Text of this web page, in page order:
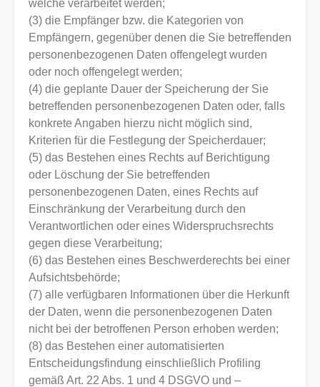
welche verarbeitet werden;
(3) die Empfänger bzw. die Kategorien von
Empfängern, gegenüber denen die Sie betreffenden
personenbezogenen Daten offengelegt wurden
oder noch offengelegt werden;
(4) die geplante Dauer der Speicherung der Sie
betreffenden personenbezogenen Daten oder, falls
konkrete Angaben hierzu nicht möglich sind,
Kriterien für die Festlegung der Speicherdauer;
(5) das Bestehen eines Rechts auf Berichtigung
oder Löschung der Sie betreffenden
personenbezogenen Daten, eines Rechts auf
Einschränkung der Verarbeitung durch den
Verantwortlichen oder eines Widerspruchsrechts
gegen diese Verarbeitung;
(6) das Bestehen eines Beschwerderechts bei einer
Aufsichtsbehörde;
(7) alle verfügbaren Informationen über die Herkunft
der Daten, wenn die personenbezogenen Daten
nicht bei der betroffenen Person erhoben werden;
(8) das Bestehen einer automatisierten
Entscheidungsfindung einschließlich Profiling
gemäß Art. 22 Abs. 1 und 4 DSGVO und –